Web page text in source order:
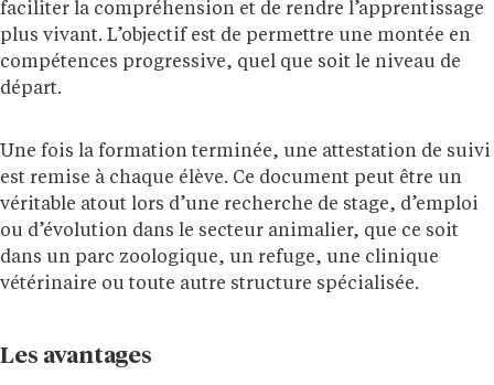
faciliter la compréhension et de rendre l’apprentissage
plus vivant. L’objectif est de permettre une montée en
compétences progressive, quel que soit le niveau de
départ.
Une fois la formation terminée, une attestation de suivi
est remise à chaque élève. Ce document peut être un
véritable atout lors d’une recherche de stage, d’emploi
ou d’évolution dans le secteur animalier, que ce soit
dans un parc zoologique, un refuge, une clinique
vétérinaire ou toute autre structure spécialisée.
Les avantages